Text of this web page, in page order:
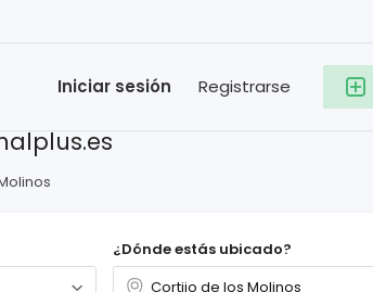
Registrarse
Iniciar sesión
¿Dónde estás ubicado?